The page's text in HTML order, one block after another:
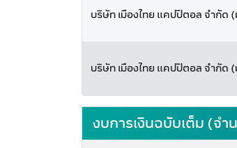
บริษัท เมืองไทย แคปปิตอล จำกัด
บริษัท เมืองไทย แคปปิตอล จำกัด
งบการเงินฉบับเต็ม (จ